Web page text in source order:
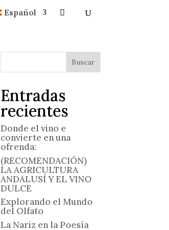
Español
Buscar
Entradas
recientes
Donde el vino e
convierte en una
ofrenda:
(RECOMENDACIÓN)
LA AGRICULTURA
ANDALUSÍ Y EL VINO
DULCE
Explorando el Mundo
del Olfato
La Nariz en la Poesía